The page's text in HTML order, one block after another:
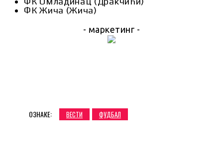
ФК Жича (Жича)
- маркетинг -
ОЗНАКЕ: ВЕСТИ ФУДБАЛ